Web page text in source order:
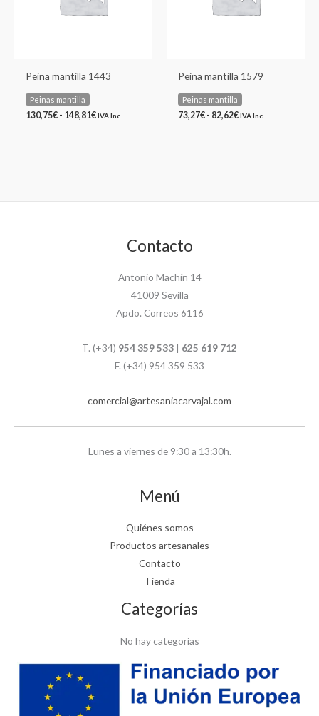
Peina mantilla 1443
Peinas mantilla
130,75€ - 148,81€ IVA Inc.
Peina mantilla 1579
Peinas mantilla
73,27€ - 82,62€ IVA Inc.
Contacto
Antonio Machín 14
41009 Sevilla
Apdo. Correos 6116
T. (+34) 954 359 533 | 625 619 712
F. (+34) 954 359 533
comercial@artesaniacarvajal.com
Lunes a viernes de 9:30 a 13:30h.
Menú
Quiénes somos
Productos artesanales
Contacto
Tienda
Categorías
No hay categorías